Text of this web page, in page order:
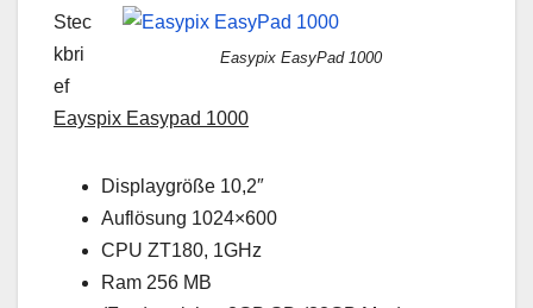
Easypix EasyPad 1000
Stec
kbri
ef
Eayspix Easypad 1000
Displaygröße 10,2″
Auflösung 1024×600
CPU ZT180, 1GHz
Ram 256 MB